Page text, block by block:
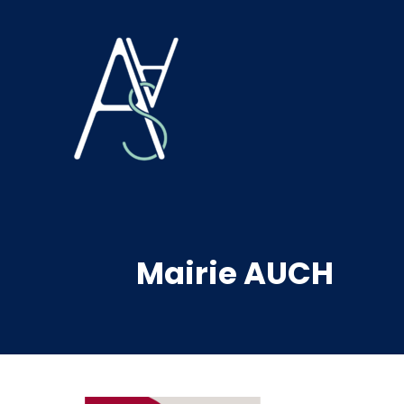
Mairie AUCH